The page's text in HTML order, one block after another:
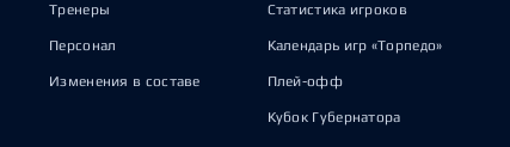
Тренеры
Персонал
Изменения в составе
Статистика игроков
Календарь игр «Торпедо»
Плей-офф
Кубок Губернатора